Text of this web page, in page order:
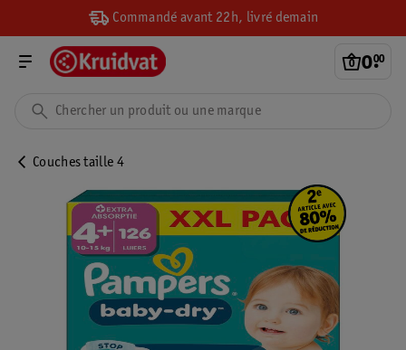
Commandé avant 22h, livré demain
0.
00
Couches taille 4